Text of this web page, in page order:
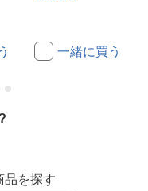
一緒に買う
品を探す